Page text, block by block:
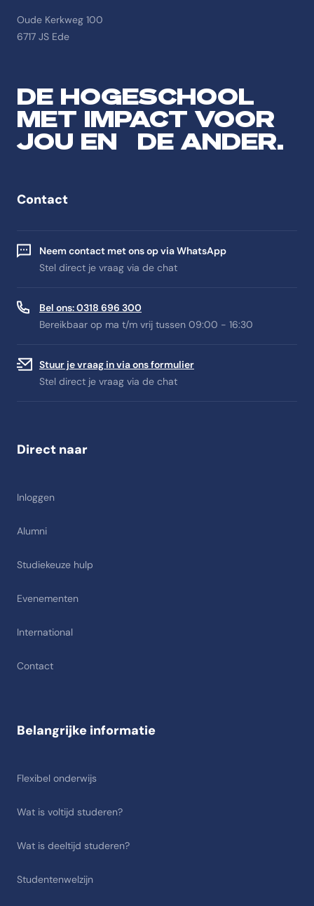
Oude Kerkweg 100
6717 JS Ede
DE HOGESCHOOL
MET IMPACT VOOR
JOU EN DE ANDER.
Contact
Neem contact met ons op via WhatsApp
Stel direct je vraag via de chat
Bel ons: 0318 696 300
Bereikbaar op ma t/m vrij tussen 09:00 - 16:30
Stuur je vraag in via ons formulier
Stel direct je vraag via de chat
Direct naar
Inloggen
Alumni
Studiekeuze hulp
Evenementen
International
Contact
Belangrijke informatie
Flexibel onderwijs
Wat is voltijd studeren?
Wat is deeltijd studeren?
Studentenwelzijn